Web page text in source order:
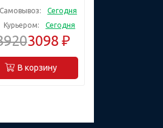
Профессионал
Самовывоз:
Сегодня
Курьером:
Сегодня
3098 ₽
В корзину